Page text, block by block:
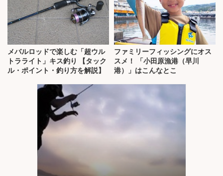
メバルロッドで楽しむ「超ウル
トラライト」キス釣り 【タック
ル・ポイント・釣り方を解説】
ファミリーフィッシングにオス
スメ！ 「小田原漁港（早川
港）」はこんなとこ